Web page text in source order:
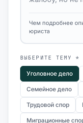
Чем подробнее
юриста
ВЫБЕРИТЕ ТЕМУ *
Уголовное дело
Семейное дело
Трудовой спор
Миграционные